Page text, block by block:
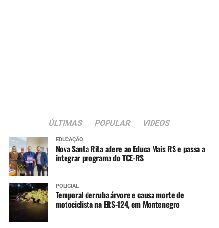
ÚLTIMAS POPULAR VIDEOS
EDUCAÇÃO
Nova Santa Rita adere ao Educa Mais RS e passa a
integrar programa do TCE-RS
POLICIAL
Temporal derruba árvore e causa morte de
motociclista na ERS-124, em Montenegro